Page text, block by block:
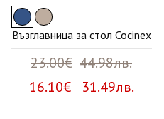
Възглавница за стол Cocinex
23.00€ 44.98лв.
16.10€ 31.49лв.